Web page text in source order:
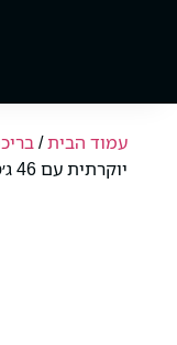
עמוד הבית/
יוקרתית עם 46 ג׳טים